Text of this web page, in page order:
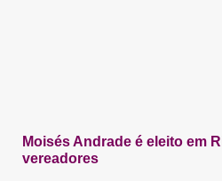
Moisés Andrade é eleito em
vereadores